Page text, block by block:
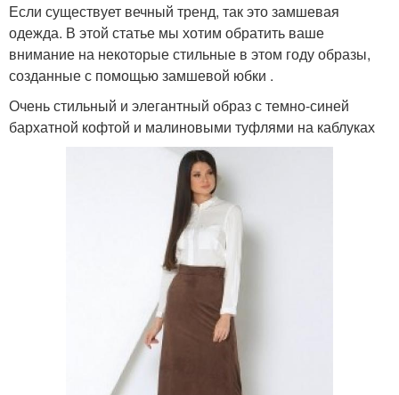
Если существует вечный тренд, так это замшевая
одежда. В этой статье мы хотим обратить ваше
внимание на некоторые стильные в этом году образы,
созданные с помощью замшевой юбки .
Очень стильный и элегантный образ с темно-синей
бархатной кофтой и малиновыми туфлями на каблуках